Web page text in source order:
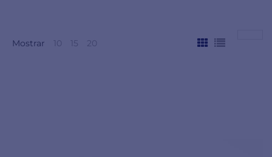
Mostrar 10 15 20